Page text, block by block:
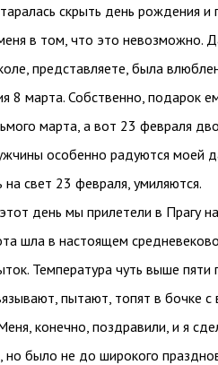
скрыть день рождения и
в том, что это невозможно.
представляете, была
8 марта. Собственно, подарок
марта, а вот 23 февраля
особенно радуются моей
на свет 23 февраля, умиляются.
день мы прилетели в Прагу
шла в настоящем
Температура чуть выше пяти
пытают, топят в бочке
конечно, поздравили, и я
но было не до широкого